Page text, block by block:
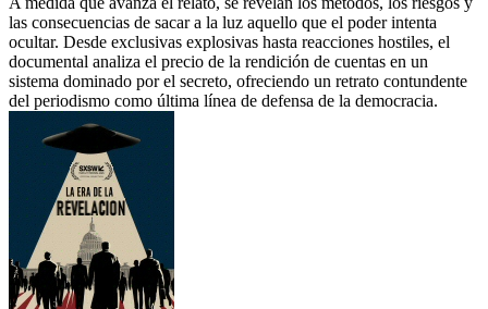
las consecuencias de sacar a la luz aquello que el poder intenta
ocultar. Desde exclusivas explosivas hasta reacciones hostiles, el
documental analiza el precio de la rendición de cuentas en un
sistema dominado por el secreto, ofreciendo un retrato contundente
del periodismo como última línea de defensa de la democracia.